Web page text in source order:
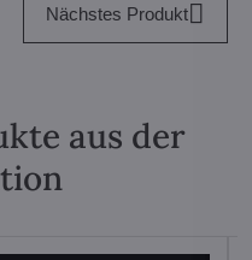
Nächstes Produkt
aus der